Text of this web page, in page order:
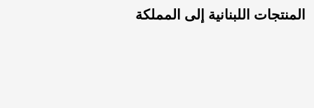
المنتجات اللبنانية إلى المملكة